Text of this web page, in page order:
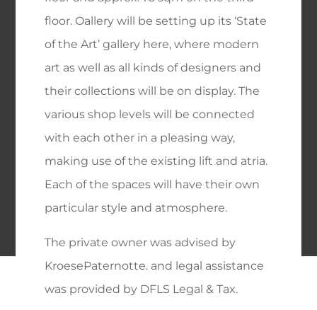
floor. Oallery will be setting up its ‘State
of the Art’ gallery here, where modern
art as well as all kinds of designers and
their collections will be on display. The
various shop levels will be connected
with each other in a pleasing way,
making use of the existing lift and atria.
Each of the spaces will have their own
particular style and atmosphere.
The private owner was advised by
KroesePaternotte. and legal assistance
was provided by DFLS Legal & Tax.